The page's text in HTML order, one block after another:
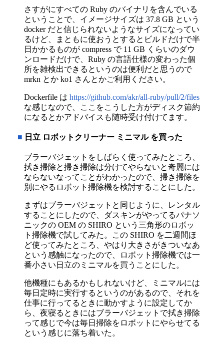
さすがにすべての Ruby のバイナリを含んでいる
ということで、イメージサイズは 37.8 GB という
docker だと信じられないようなサイズになってい
るけど、まともに使おうとするとビルドだけで半
日かかるものが compress で 11 GB くらいのダウ
ンロードだけで、Ruby の言語仕様の変わった個
所を雑検出できるというのは便利だと思うので
mrkn とか ko1 さんとかご利用ください。
Dockerfile は https://github.com/akr/all-ruby/pull/2/files
な感じなので、ここをこうした方がディスク節約
になるとかアドバイスも随時受け付けてます。
■ 日立 ロボットクリーナー ミニマル を買った
ブラーバジェットをしばらく使ってみたところ、
拭き掃除と掃き掃除は分けてやらないと奇麗には
ならないなってことがわかったので、掃き掃除を
別にやるロボット掃除機を検討することにした。
まずはブラーバジェットと同じように、レンタル
することにしたので、ダスキンがやってるパナソ
ニックの OEM の SHIRO という三角形のロボッ
ト掃除機で試してみた。この SHIRO を二週間ほ
ど使ってみたところ、やはり大きさがきついなあ
という感触になったので、ロボット掃除機では一
番小さい日立のミニマルを買うことにした。
他機種にもあるかもしれないけど、ミニマルには
毎日定時に実行するというのがあるので、それを
仕事に行ってるときに動かすように設定してか
ら、夜寝るときにはブラーバジェットで拭き掃除
って感じで今は毎日掃除をロボットにやらせてる
という感じに落ち着いた。